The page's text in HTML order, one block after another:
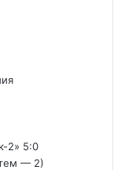
2» 5:0
— 2)